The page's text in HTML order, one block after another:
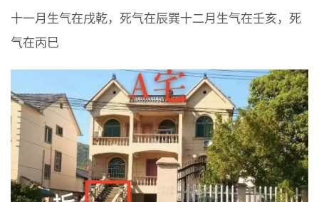
十一月生气在戌乾，死气在辰巽十二月生气在壬亥，死
气在丙巳